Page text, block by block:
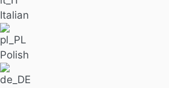
Italian
Polish